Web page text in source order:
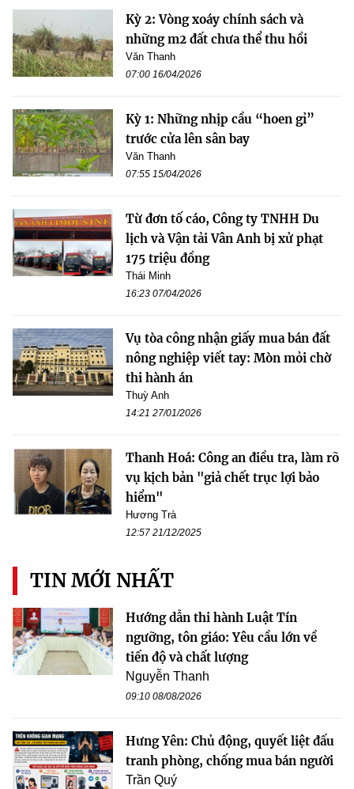
Kỳ 2: Vòng xoáy chính sách và
những m2 đất chưa thể thu hồi
Văn Thanh
07:00 16/04/2026
Kỳ 1: Những nhịp cầu “hoen gỉ”
trước cửa lên sân bay
Văn Thanh
07:55 15/04/2026
Từ đơn tố cáo, Công ty TNHH Du
lịch và Vận tải Vân Anh bị xử phạt
175 triệu đồng
Thái Minh
16:23 07/04/2026
Vụ tòa công nhận giấy mua bán đất
nông nghiệp viết tay: Mòn mỏi chờ
thi hành án
Thuỳ Anh
14:21 27/01/2026
Thanh Hoá: Công an điều tra, làm rõ
vụ kịch bản "giả chết trục lợi bảo
hiểm"
Hương Trà
12:57 21/12/2025
TIN MỚI NHẤT
Hướng dẫn thi hành Luật Tín
ngưỡng, tôn giáo: Yêu cầu lớn về
tiến độ và chất lượng
Nguyễn Thanh
09:10 08/08/2026
Hưng Yên: Chủ động, quyết liệt đấu
tranh phòng, chống mua bán người
Trần Quý